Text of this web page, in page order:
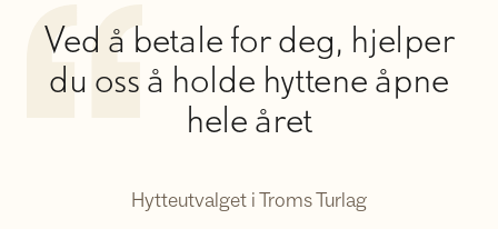
Ved å betale for deg, hjelper
du oss å holde hyttene åpne
hele året
Hytteutvalget i Troms Turlag